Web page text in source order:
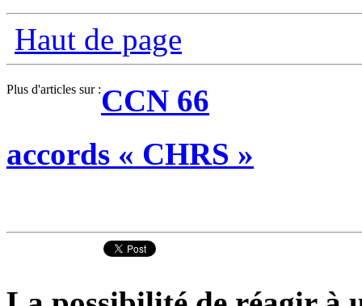
Haut de page
Plus d'articles sur :CCN 66
accords « CHRS »